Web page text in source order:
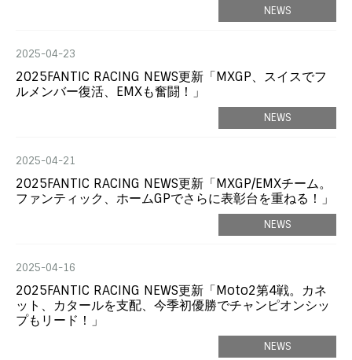
NEWS
2025-04-23
2025FANTIC RACING NEWS更新「MXGP、スイスでフ
ルメンバー復活、EMXも奮闘！」
NEWS
2025-04-21
2025FANTIC RACING NEWS更新「MXGP/EMXチーム。
ファンティック、ホームGPでさらに表彰台を重ねる！」
NEWS
2025-04-16
2025FANTIC RACING NEWS更新「Moto2第4戦。カネ
ット、カタールを支配、今季初優勝でチャンピオンシッ
プもリード！」
NEWS